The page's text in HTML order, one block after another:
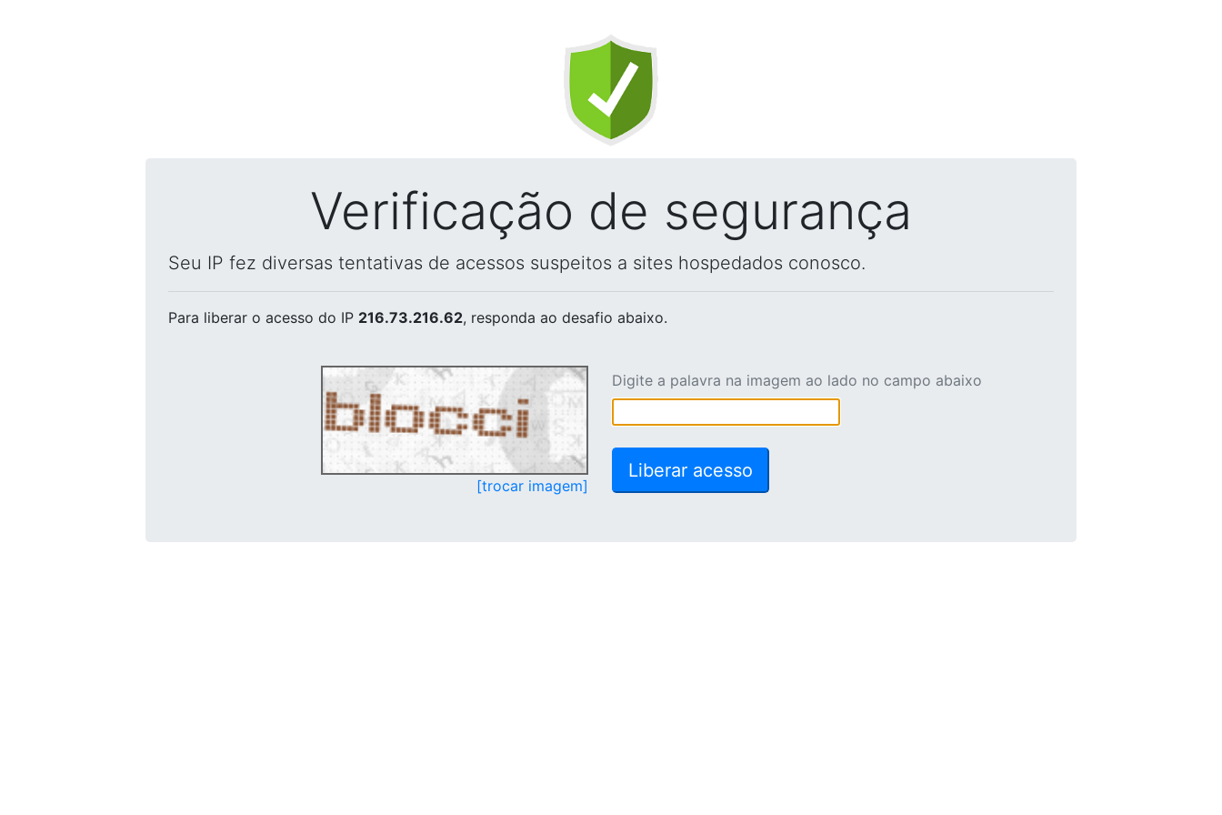
Verificação de segurança
Seu IP fez diversas tentativas de acessos suspeitos a sites hospedados conosco.
Para liberar o acesso do IP 216.73.216.62, responda ao desafio abaixo.
[trocar imagem]
Digite a palavra na imagem ao lado no campo abaixo